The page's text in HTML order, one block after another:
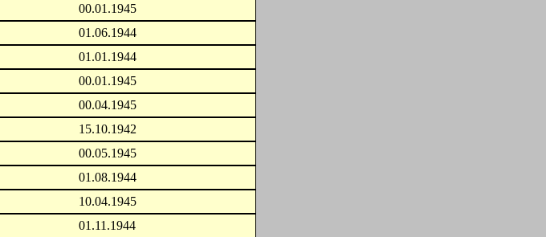
00.01.1945
01.06.1944
01.01.1944
00.01.1945
00.04.1945
15.10.1942
00.05.1945
01.08.1944
10.04.1945
01.11.1944